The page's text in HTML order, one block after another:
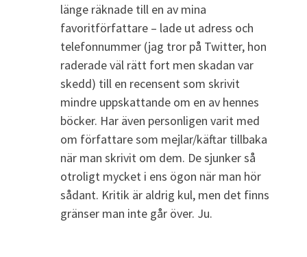
länge räknade till en av mina
favoritförfattare – lade ut adress och
telefonnummer (jag tror på Twitter, hon
raderade väl rätt fort men skadan var
skedd) till en recensent som skrivit
mindre uppskattande om en av hennes
böcker. Har även personligen varit med
om författare som mejlar/käftar tillbaka
när man skrivit om dem. De sjunker så
otroligt mycket i ens ögon när man hör
sådant. Kritik är aldrig kul, men det finns
gränser man inte går över. Ju.